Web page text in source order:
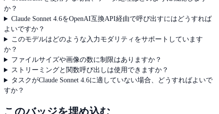
か？
Claude Sonnet 4.6をOpenAI互換API経由で呼び出すにはどうすれば
よいですか？
このモデルはどのような入力モダリティをサポートしています
か？
ファイルサイズや画像の数に制限はありますか？
ストリーミングと関数呼び出しは使用できますか？
タスクがClaude Sonnet 4.6に適していない場合、どうすればよいで
すか？
このバッジを埋め込む